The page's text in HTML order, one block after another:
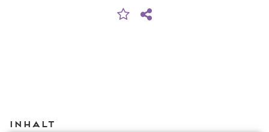
Inhalt